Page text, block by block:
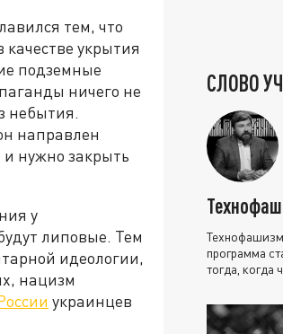
тем, что
укрытия
подземные
ничего не
небытия.
направлен
и нужно закрыть
у
липовые. Тем
идеологии,
нацизм
украинцев
СЛОВО
Технофашизм
программа
тогда, когда